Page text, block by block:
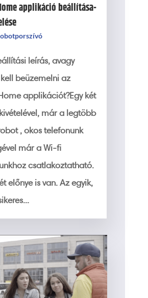
applikáció beállítása-
leírás, avagy
beüzemelni az
applikációt?Egy két
már a legtöbb
, okos telefonunk
már a Wi-fi
csatlakoztatható.
előnye is van. Az egyik,